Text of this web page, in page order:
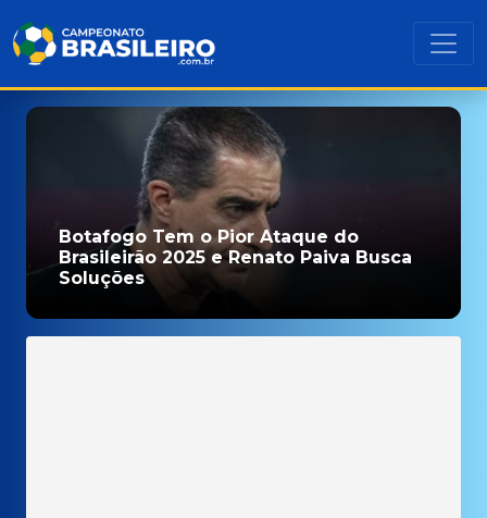
Botafogo Tem o Pior Ataque do
Brasileirão 2025 e Renato Paiva Busca
Soluções